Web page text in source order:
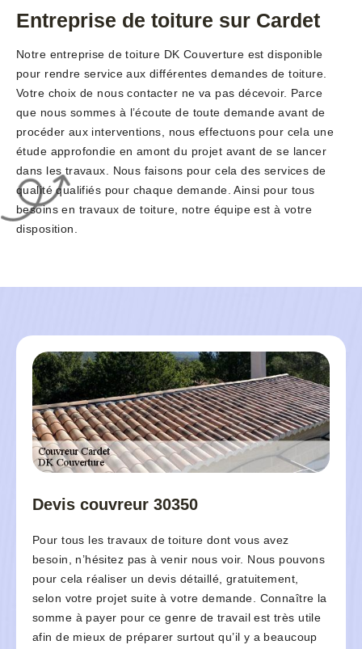
Entreprise de toiture sur Cardet
Notre entreprise de toiture DK Couverture est disponible
pour rendre service aux différentes demandes de toiture.
Votre choix de nous contacter ne va pas décevoir. Parce
que nous sommes à l’écoute de toute demande avant de
procéder aux interventions, nous effectuons pour cela une
étude approfondie en amont du projet avant de se lancer
dans les travaux. Nous faisons pour cela des services de
qualité qualifiés pour chaque demande. Ainsi pour tous
besoins en travaux de toiture, notre équipe est à votre
disposition.
Devis couvreur 30350
Pour tous les travaux de toiture dont vous avez
besoin, n’hésitez pas à venir nous voir. Nous pouvons
pour cela réaliser un devis détaillé, gratuitement,
selon votre projet suite à votre demande. Connaître la
somme à payer pour ce genre de travail est très utile
afin de mieux de préparer surtout qu’il y a beaucoup